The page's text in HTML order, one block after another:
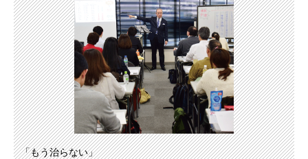
「もう治らない」